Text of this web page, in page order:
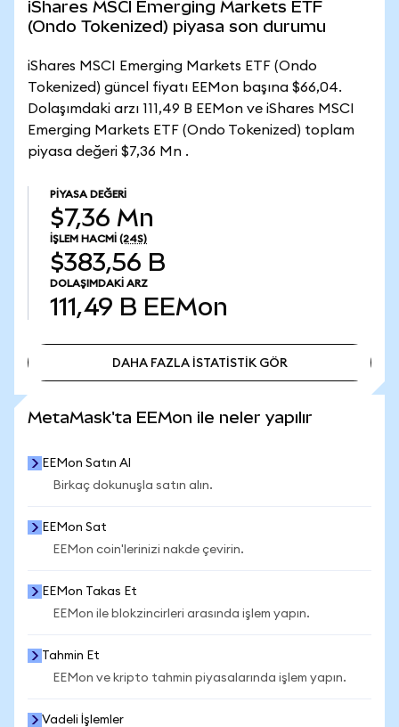
iShares MSCI Emerging Markets ETF
(Ondo Tokenized) piyasa son durumu
iShares MSCI Emerging Markets ETF (Ondo
Tokenized) güncel fiyatı EEMon başına $66,04.
Dolaşımdaki arzı 111,49 B EEMon ve iShares MSCI
Emerging Markets ETF (Ondo Tokenized) toplam
piyasa değeri $7,36 Mn .
PIYASA DEĞERI
$7,36 Mn
İŞLEM HACMI (24S)
$383,56 B
DOLAŞIMDAKI ARZ
111,49 B EEMon
DAHA FAZLA İSTATİSTİK GÖR
MetaMask'ta EEMon ile neler yapılır
EEMon Satın Al
Birkaç dokunuşla satın alın.
EEMon Sat
EEMon coin'lerinizi nakde çevirin.
EEMon Takas Et
EEMon ile blokzincirleri arasında işlem yapın.
Tahmin Et
EEMon ve kripto tahmin piyasalarında işlem yapın.
Vadeli İşlemler